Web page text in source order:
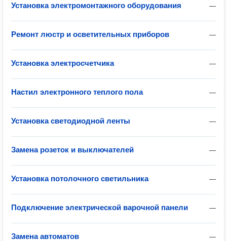
—
Установка электромонтажного оборудования
—
Ремонт люстр и осветительных приборов
—
Установка электросчетчика
—
Настил электронного теплого пола
—
Установка светодиодной ленты
—
Замена розеток и выключателей
—
Установка потолочного светильника
—
Подключение электрической варочной панели
—
Замена автоматов